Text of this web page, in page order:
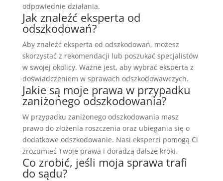
odpowiednie działania.
Jak znaleźć eksperta od
odszkodowań?
Aby znaleźć eksperta od odszkodowań, możesz
skorzystać z rekomendacji lub poszukać specjalistów
w swojej okolicy. Ważne jest, aby wybrać eksperta z
doświadczeniem w sprawach odszkodowawczych.
Jakie są moje prawa w przypadku
zaniżonego odszkodowania?
W przypadku zaniżonego odszkodowania masz
prawo do złożenia roszczenia oraz ubiegania się o
dodatkowe odszkodowanie. Nasi eksperci pomogą Ci
zrozumieć Twoje prawa i doradzą dalsze kroki.
Co zrobić, jeśli moja sprawa trafi
do sądu?